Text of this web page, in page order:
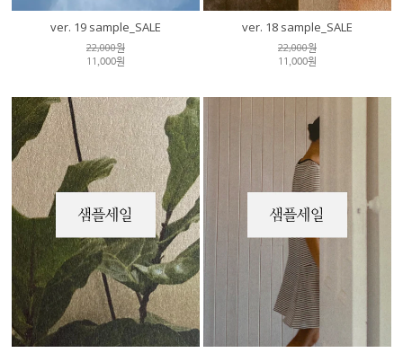
ver. 19 sample_SALE
22,000원
11,000원
ver. 18 sample_SALE
22,000원
11,000원